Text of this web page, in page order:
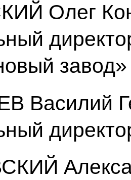
Олег
завод»
Василий